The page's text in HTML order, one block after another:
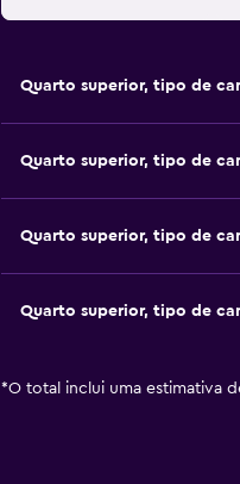
Quarto superior, tipo de
Quarto superior, tipo de
Quarto superior, tipo de
Quarto superior, tipo de
*O total inclui uma estimativa